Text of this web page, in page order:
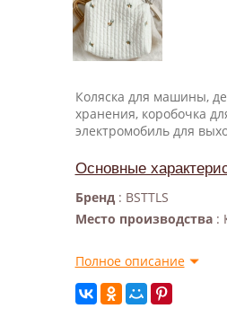
Коляска для машины,
хранения, коробочка
электромобиль для
Основные
Бренд : BSTTLS
Место производства :
Полное описание